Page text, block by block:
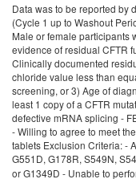
Data was to be reported by
(Cycle 1 up to Washout
Male or female participants
evidence of residual CFTR
Clinically documented
chloride value less than
screening, or 3) Age of
least 1 copy of a CFTR
defective mRNA splicing -
- Willing to agree to meet
tablets Exclusion Criteria: -
G551D, G178R, S549N,
or G1349D - Unable to